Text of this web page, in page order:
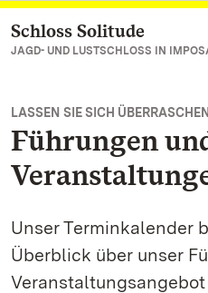
Zum Hauptinhalt springen
Schloss Solitude
JAGD- UND LUSTSCHLOSS IN
LASSEN SIE SICH ÜBERRASCHEN
Führungen
Unser Terminkalender
Überblick über unser